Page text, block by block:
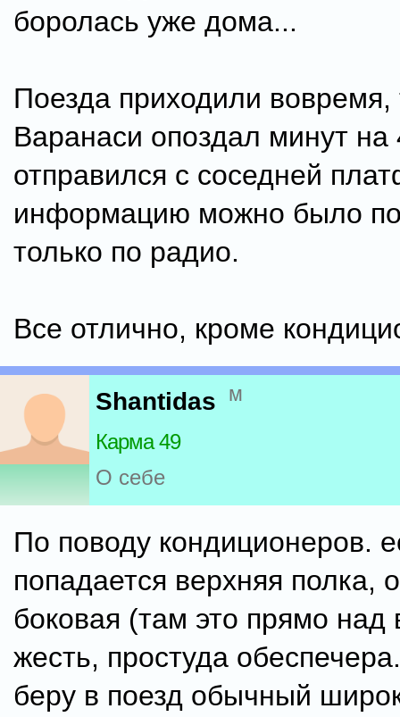
боролась уже дома...
Поезда приходили вовремя,
Варанаси опоздал минут на
отправился с соседней
информацию можно было
только по радио.
Все отлично, кроме
Shantidas м
Карма 49
О себе
По поводу кондиционеров.
попадается верхняя полка,
боковая (там это прямо над
жесть, простуда
беру в поезд обычный